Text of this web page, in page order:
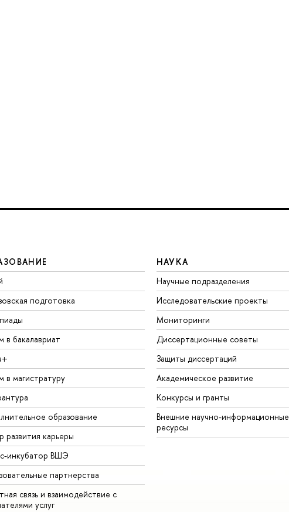
подготовка
в бакалавриат
в магистратуру
образование
развития карьеры
инкубатор ВШЭ
партнерства
связь и взаимодействие с
услуг
НАУКА
Научные подразделения
Исследовательские проекты
Мониторинги
Диссертационные советы
Защиты диссертаций
Академическое развитие
Конкурсы и гранты
Внешние научно-информационные
ресурсы